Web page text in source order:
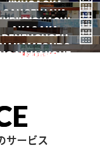
下北沢
吉祥寺
JIYUGAOKA
自由が丘
SANGENJAYA
三軒茶屋
IKEJIRIOHASHI
池尻大橋
一時閉店中
AKASAKA
赤坂
DENENCHOFU
田園調布
NAKAMEGURO
中目黒
HAKONE
サービス